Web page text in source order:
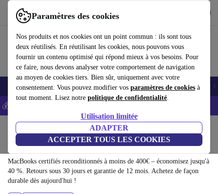
Paramètres des cookies
Nos produits et nos cookies ont un point commun : ils sont tous
deux réutilisés. En réutilisant les cookies, nous pouvons vous
fournir un contenu optimisé qui répond mieux à vos besoins. Pour
ce faire, nous devons analyser votre comportement de navigation
au moyen de cookies tiers. Bien sûr, uniquement avec votre
consentement. Vous pouvez modifier vos paramètres de cookies à
tout moment. Lisez notre politique de confidentialité.
Utilisation limitée
ADAPTER
ACCEPTER TOUS LES COOKIES
Utilisez refurbed rapidement et facilement
Smartphones Laptops Tablettes Montres connectées Accessoires
💰-5% EXTRA sur les iPhones – Code: IPHONEDEAL -
Ordinateurs portables
MacBooks:
MacBooks certifiés reconditionnés à moins de 400€ – économisez jusqu'à
40 %. Retours sous 30 jours et garantie de 12 mois. Achetez de façon
durable dès aujourd'hui !